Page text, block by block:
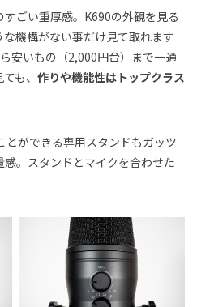
ごい重厚感。K690の外観を見る
機構がない事だけ見て取れます
安いもの（2,000円台）まで一通
も、 作りや機能性はトップクラス
とができる専用スタンドもガッツ
。スタンドとマイクを合わせた